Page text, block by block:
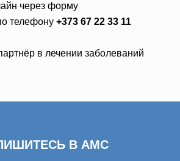
через форму
телефону +373 67 22 33 11
в лечении заболеваний
В AMC